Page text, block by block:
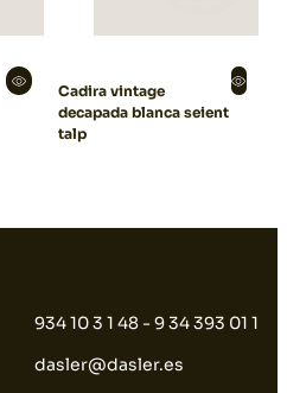
Cadira vintage
decapada blanca seient
talp
934 10 3 1 48 - 9 34 393 01 1
dasler@dasler.es